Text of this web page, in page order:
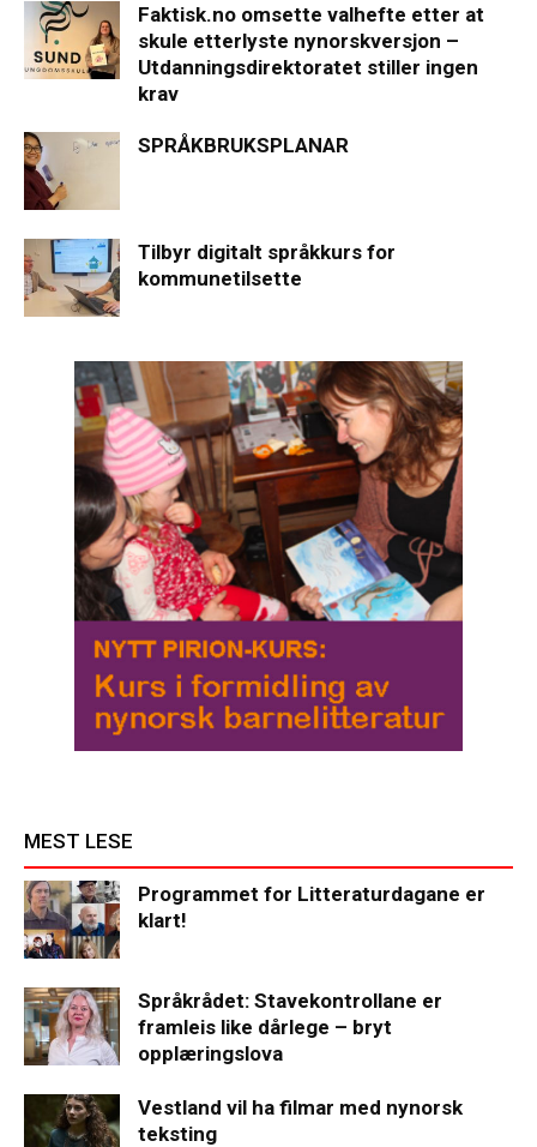
Faktisk.no omsette valhefte etter at
skule etterlyste nynorskversjon –
Utdanningsdirektoratet stiller ingen
krav
SPRÅKBRUKSPLANAR
Tilbyr digitalt språkkurs for
kommunetilsette
MEST LESE
Programmet for Litteraturdagane er
klart!
Språkrådet: Stavekontrollane er
framleis like dårlege – bryt
opplæringslova
Vestland vil ha filmar med nynorsk
teksting